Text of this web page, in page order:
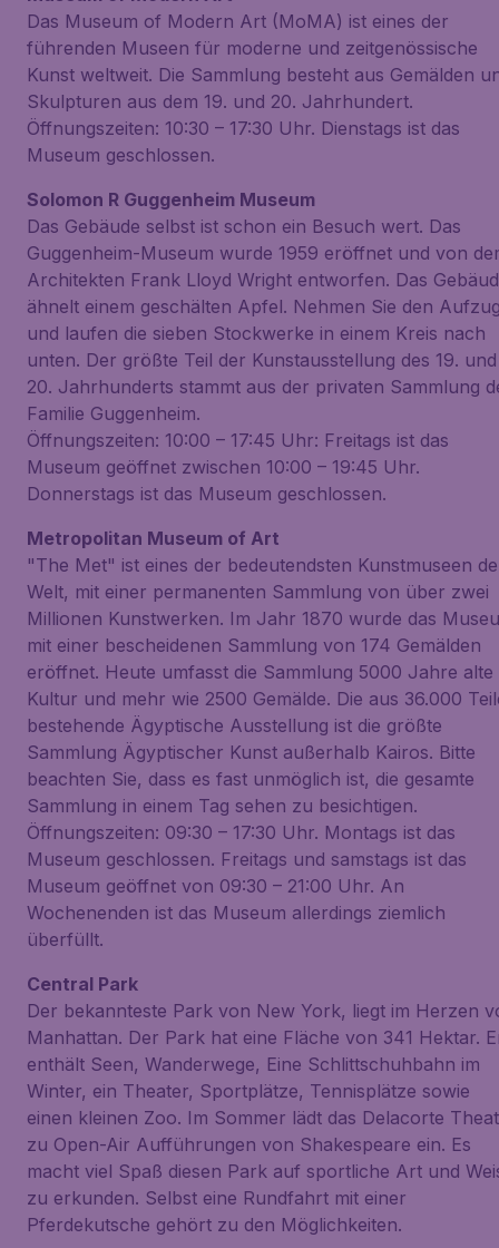
Das Museum of Modern Art (MoMA) ist eines der
führenden Museen für moderne und zeitgenössische
Kunst weltweit. Die Sammlung besteht aus Gemälden
Skulpturen aus dem 19. und 20. Jahrhundert.
Öffnungszeiten: 10:30 – 17:30 Uhr. Dienstags ist das
Museum geschlossen.
Solomon R Guggenheim Museum
Das Gebäude selbst ist schon ein Besuch wert. Das
Guggenheim-Museum wurde 1959 eröffnet und von
Architekten Frank Lloyd Wright entworfen. Das
ähnelt einem geschälten Apfel. Nehmen Sie den
und laufen die sieben Stockwerke in einem Kreis nach
unten. Der größte Teil der Kunstausstellung des 19. und
20. Jahrhunderts stammt aus der privaten Sammlung
Familie Guggenheim.
Öffnungszeiten: 10:00 – 17:45 Uhr: Freitags ist das
Museum geöffnet zwischen 10:00 – 19:45 Uhr.
Donnerstags ist das Museum geschlossen.
Metropolitan Museum of Art
"The Met" ist eines der bedeutendsten Kunstmuseen
Welt, mit einer permanenten Sammlung von über zwei
Millionen Kunstwerken. Im Jahr 1870 wurde das
mit einer bescheidenen Sammlung von 174 Gemälden
eröffnet. Heute umfasst die Sammlung 5000 Jahre alte
Kultur und mehr wie 2500 Gemälde. Die aus 36.000
bestehende Ägyptische Ausstellung ist die größte
Sammlung Ägyptischer Kunst außerhalb Kairos. Bitte
beachten Sie, dass es fast unmöglich ist, die gesamte
Sammlung in einem Tag sehen zu besichtigen.
Öffnungszeiten: 09:30 – 17:30 Uhr. Montags ist das
Museum geschlossen. Freitags und samstags ist das
Museum geöffnet von 09:30 – 21:00 Uhr. An
Wochenenden ist das Museum allerdings ziemlich
überfüllt.
Central Park
Der bekannteste Park von New York, liegt im Herzen
Manhattan. Der Park hat eine Fläche von 341 Hektar.
enthält Seen, Wanderwege, Eine Schlittschuhbahn im
Winter, ein Theater, Sportplätze, Tennisplätze sowie
einen kleinen Zoo. Im Sommer lädt das Delacorte
zu Open-Air Aufführungen von Shakespeare ein. Es
macht viel Spaß diesen Park auf sportliche Art und
zu erkunden. Selbst eine Rundfahrt mit einer
Pferdekutsche gehört zu den Möglichkeiten.